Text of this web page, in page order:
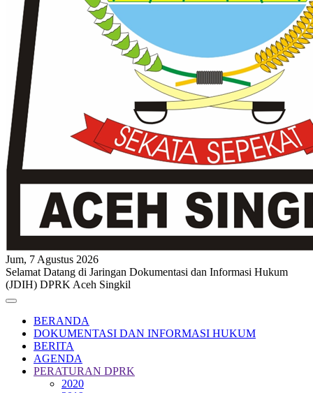
Jum, 7 Agustus 2026
Selamat Datang di Jaringan Dokumentasi dan Informasi Hukum
(JDIH) DPRK Aceh Singkil
BERANDA
DOKUMENTASI DAN INFORMASI HUKUM
BERITA
AGENDA
PERATURAN DPRK
2020